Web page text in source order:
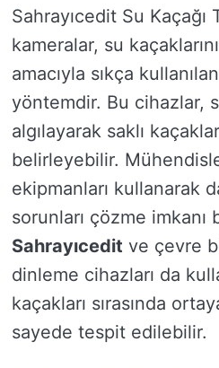
Sahrayıcedit Su
kameralar, su
amacıyla sıkça
yöntemdir. Bu cihazlar,
algılayarak saklı
belirleyebilir.
ekipmanları kullanarak
sorunları çözme imkanı
Sahrayıcedit ve çevre
dinleme cihazları da
kaçakları sırasında
sayede tespit edilebilir.